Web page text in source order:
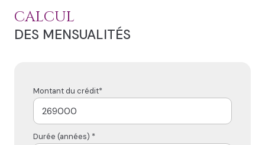
CALCUL
DES MENSUALITÉS
Montant du crédit*
Durée (années) *